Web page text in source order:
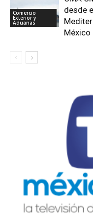
Comercio
Exterior y
Aduanas
desde
México